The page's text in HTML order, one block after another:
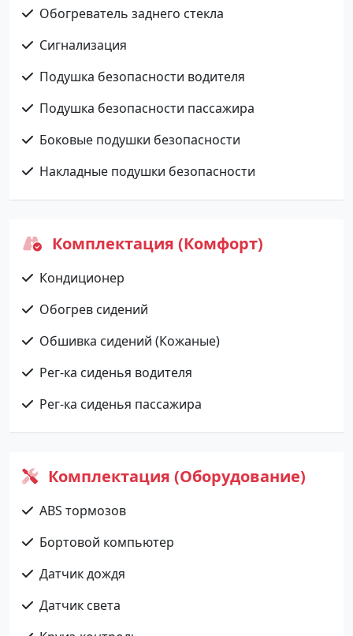
Обогреватель заднего стекла
Сигнализация
Подушка безопасности водителя
Подушка безопасности пассажира
Боковые подушки безопасности
Накладные подушки безопасности
Комплектация (Комфорт)
Кондиционер
Обогрев сидений
Обшивка сидений (Кожаные)
Рег-ка сиденья водителя
Рег-ка сиденья пассажира
Комплектация (Оборудование)
ABS тормозов
Бортовой компьютер
Датчик дождя
Датчик света